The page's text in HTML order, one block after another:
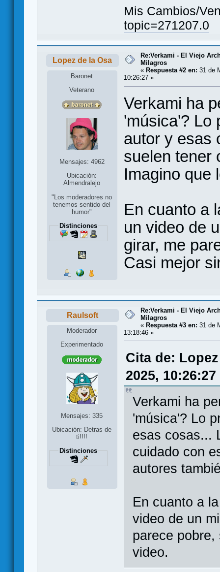
Mis Cambios/
topic=271207.0
Lopez de la Osa
Baronet
Veterano
Mensajes: 4962
Ubicación:
Almendralejo
"Los moderadores no
tenemos sentido del
humor"
Distinciones
Re:Verkami - El Viejo
Milagros
« Respuesta #2 en: 31 de
10:26:27 »
Verkami ha
'música'? Lo
autor y esas
suelen tener
Imagino que
En cuanto a
un video de
girar, me
Casi mejor
Raulsoft
Moderador
Experimentado
Mensajes: 335
Ubicación: Detras de
ti!!!!
Distinciones
Re:Verkami - El Viejo
Milagros
« Respuesta #3 en: 31 de
13:18:46 »
Cita de:
2025, 10:26:27
Verkami ha
'música'? Lo
esas cosas...
cuidado con
autores
En cuanto a
video de un
parece
video.